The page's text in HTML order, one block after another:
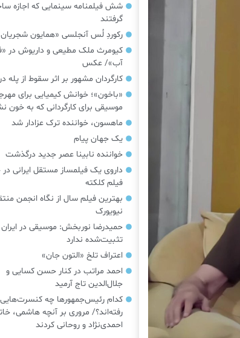
شش فیلمنامه سینمایی که اجازه
گرفتند
رکوردِ لُس آنجلسی «همایون
کیومرث ملک مطیعی و داریوش در
آب»/ عکس
کارگردان مشهور بر اثر سقوط از
«باخون»‌؛ خوانش کیمیایی برای
موسیقی برای کارگردانی که به
ماهسون، خواننده ترک عزادار شد
یک جهان پیام
خواننده نابینا عصر جدید درگذشت
داروی یک فیلمساز مستقل ایرانی در
فیلم کلکته
بهترین فیلم سال از نگاه انجمن
نیویورک
حمیدرضا نوربخش: موسیقی در
تثبیت‌شده ندارد
اعتراف تلخ «التون جان»
احمد مراتب در کنار حسن کسایی و
جلال‌الدین تاج آرمید
کدام رئیس‌جمهورها چه کنسرت‌هایی
رفته‌اند؟/ مروری بر آنچه هاشمی،
احمدی‌نژاد و روحانی کردند